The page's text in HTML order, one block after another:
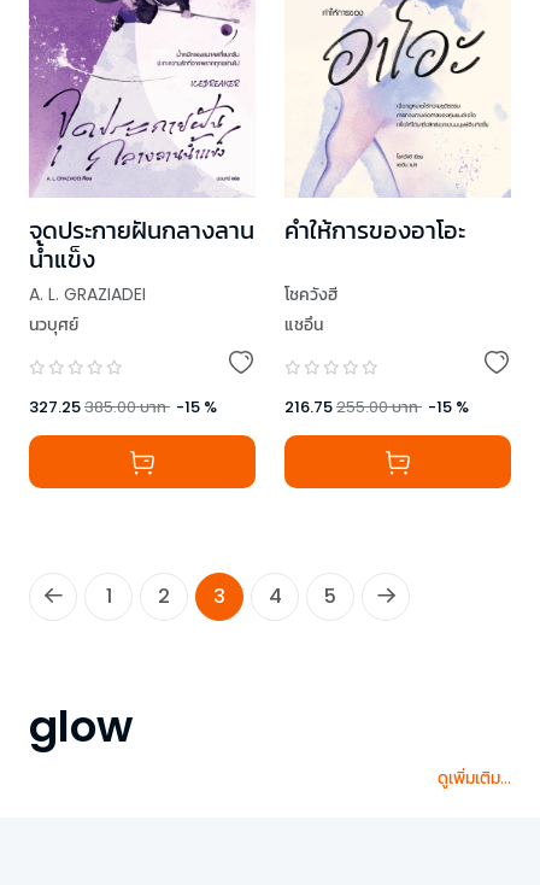
จุดประกายฝันกลางลาน
น้ำแข็ง
A. L. GRAZIADEI
นวบุศย์
327.25385.00บาท -15 %
คำให้การของอาโอะ
โชควังฮี
แชอึน
216.75255.00บาท -15 %
1 2 3 4 5
glow
ดูเพิ่มเติม...